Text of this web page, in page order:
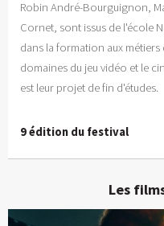
Robin André-Bourguignon,
Cornet, sont issus de l'école
dans la formation aux métiers
domaines du jeu vidéo et le
est leur projet de fin d'études.
9 édition du festival
Les